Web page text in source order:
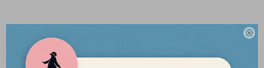

Filtrando por: Accesorios
Wipeout
Quitar filtros